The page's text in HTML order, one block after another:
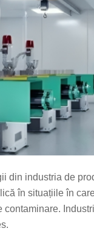
din industria de
în situațiile în